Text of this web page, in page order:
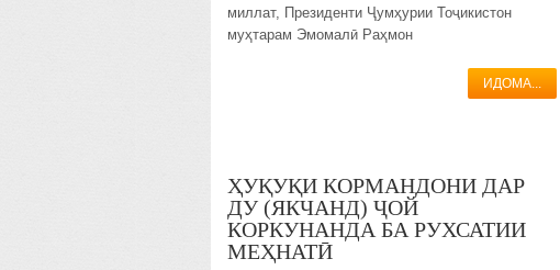
миллат, Президенти Ҷумҳурии Тоҷикистон
муҳтарам Эмомалӣ Раҳмон
ИДОМА...
ҲУҚУҚИ КОРМАНДОНИ ДАР
ДУ (ЯКЧАНД) ҶОЙ
КОРКУНАНДА БА РУХСАТИИ
МЕҲНАТӢ